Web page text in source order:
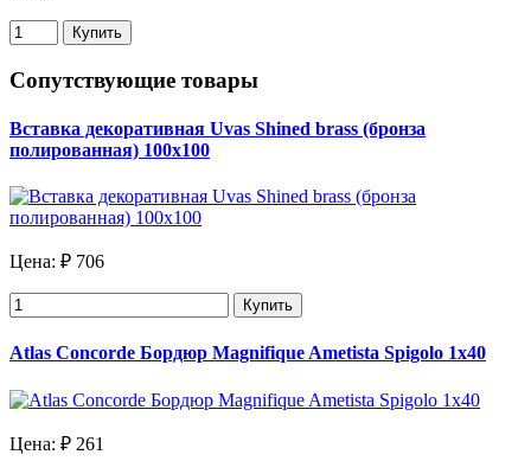
Купить
Сопутствующие товары
Вставка декоративная Uvas Shined brass (бронза
полированная) 100х100
Цена: ₽ 706
Купить
Atlas Concorde Бордюр Magnifique Ametista Spigolo 1х40
Цена: ₽ 261